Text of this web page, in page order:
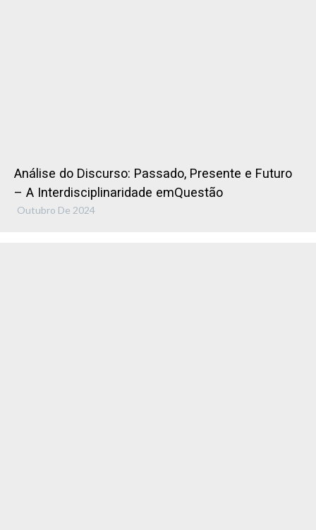
Análise do Discurso: Passado, Presente e Futuro
– A Interdisciplinaridade emQuestão
Outubro De 2024